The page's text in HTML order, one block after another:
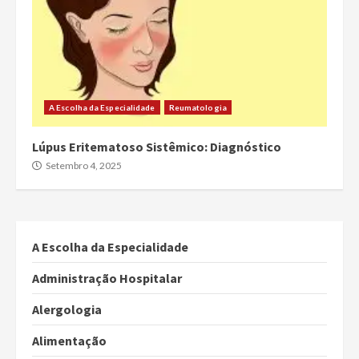
A Escolha da Especialidade Reumatologia
Lúpus Eritematoso Sistêmico: Diagnóstico
Setembro 4, 2025
A Escolha da Especialidade
Administração Hospitalar
Alergologia
Alimentação